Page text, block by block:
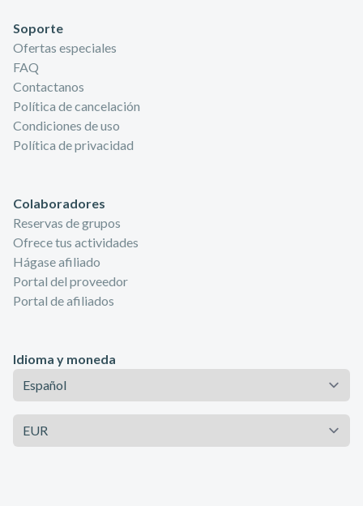
Soporte
Ofertas especiales
FAQ
Contactanos
Política de cancelación
Condiciones de uso
Política de privacidad
Colaboradores
Reservas de grupos
Ofrece tus actividades
Hágase afiliado
Portal del proveedor
Portal de afiliados
Idioma y moneda